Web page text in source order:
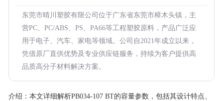
东莞市晴川塑胶有限公司位于广东省东莞市樟木头镇，主
营PC、PC/ABS、PS、PA66等工程塑胶原料，产品广泛应
用于电子、汽车、家电等领域。公司自2021年成立以来，
凭借原厂直供优势及专业供应链服务，持续为客户提供高
品质高分子材料解决方案。
介绍： 本文详细解析PB034-107 BT的容量参数，包括其设计特点、